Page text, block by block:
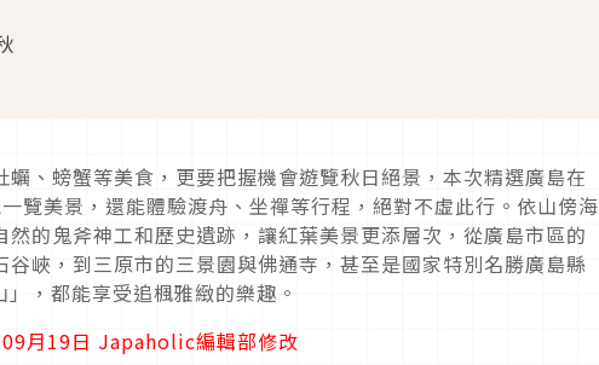
、螃蟹等美食， 更要把握機會遊覽秋日絕景， 本次精選廣島在
覽美景， 還能體驗渡舟、坐禪等行程，絕對不虛此行。 依山傍海
然的鬼斧神工和歷史遺跡，讓紅葉美景更添層次， 從廣島市區的
峽， 到三原市的三景園與佛通寺，甚至是國家特別名勝廣島縣
，都能享受追楓雅緻的樂趣。
月19日 Japaholic編輯部修改